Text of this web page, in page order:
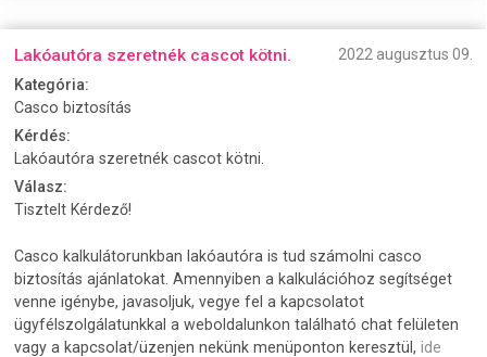
Lakóautóra szeretnék cascot kötni.
2022 augusztus 09.
Kategória:
Casco biztosítás
Kérdés:
Lakóautóra szeretnék cascot kötni.
Válasz:
Tisztelt Kérdező!
Casco kalkulátorunkban lakóautóra is tud számolni casco
biztosítás ajánlatokat. Amennyiben a kalkulációhoz segítséget
venne igénybe, javasoljuk, vegye fel a kapcsolatot
ügyfélszolgálatunkkal a weboldalunkon található chat felületen
vagy a kapcsolat/üzenjen nekünk menüponton keresztül,ide